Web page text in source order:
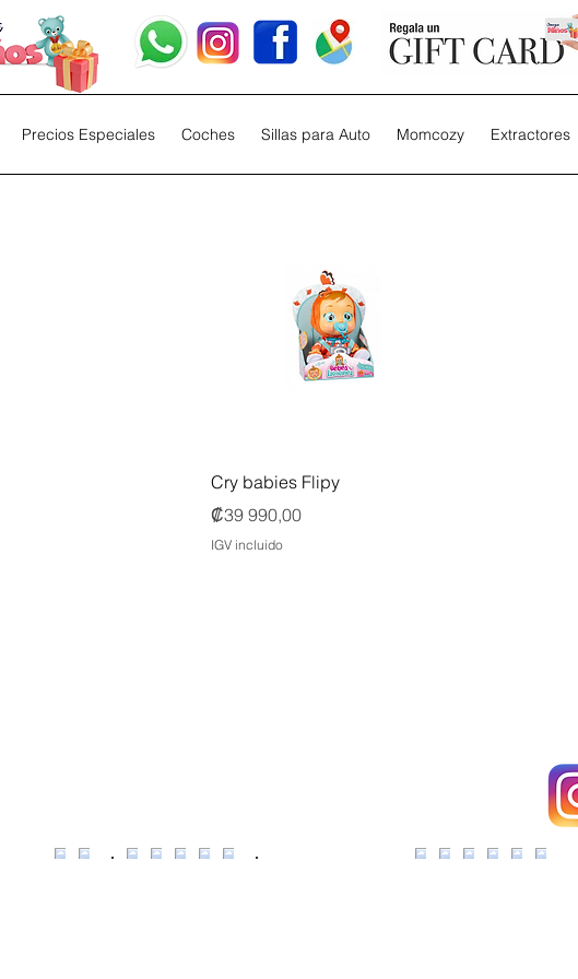
Precios Especiales Coches Sillas para Auto Momcozy Extractores
Vista rápida
Cry babies Flipy
Precio
₡39 990,00
IGV incluido